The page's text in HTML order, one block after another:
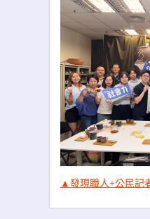
▲發現職人+公民記